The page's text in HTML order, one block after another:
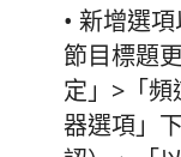
• 新增選
節目標題
定」>「
器選項」